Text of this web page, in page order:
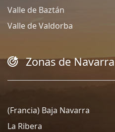
Valle de Baztán
Valle de Valdorba
Zonas de Navarra
(Francia) Baja Navarra
La Ribera